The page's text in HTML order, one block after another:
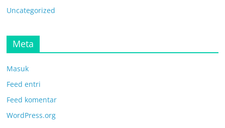
Uncategorized
Meta
Masuk
Feed entri
Feed komentar
WordPress.org